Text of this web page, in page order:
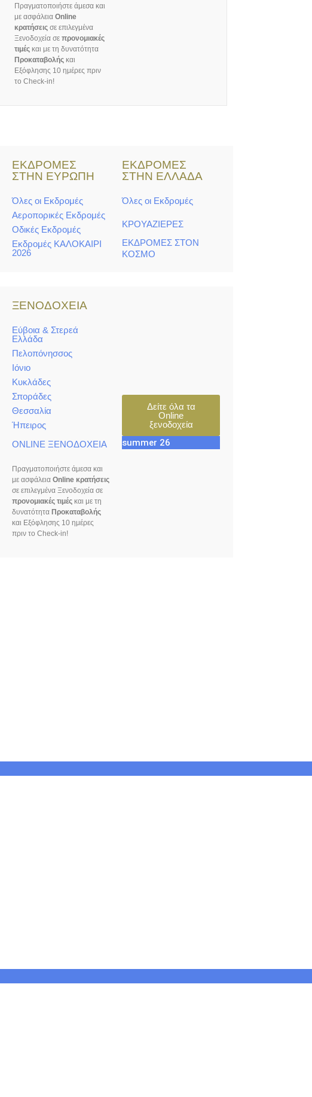
Πραγματοποιήστε άμεσα και
με ασφάλεια Online
κρατήσειςσε επιλεγμένα
Ξενοδοχεία σε προνομιακές
τιμέςκαι με τη δυνατότητα
Προκαταβολήςκαι
Εξόφλησης 10 ημέρες πριν
το Check-in!
ΕΚΔΡΟΜΕΣ
ΣΤΗΝ ΕΥΡΩΠΗ
Όλες οι Εκδρομές
Αεροπορικές Εκδρομές
Οδικές Εκδρομές
Εκδρομές ΚΑΛΟΚΑΙΡΙ
2026
ΕΚΔΡΟΜΕΣ
ΣΤΗΝ ΕΛΛΑΔΑ
Όλες οι Εκδρομές
ΚΡΟΥΑΖΙΕΡΕΣ
ΕΚΔΡΟΜΕΣ ΣΤΟΝ
ΚΟΣΜΟ
ΞΕΝΟΔΟΧΕΙΑ
Εύβοια & Στερεά
Ελλάδα
Πελοπόνησσος
Ιόνιο
Κυκλάδες
Σποράδες
Θεσσαλία
Ήπειρος
ONLINE ΞΕΝΟΔΟΧΕΙΑ
Πραγματοποιήστε άμεσα και
με ασφάλειαOnline κρατήσεις
σε επιλεγμένα Ξενοδοχεία σε
προνομιακές τιμές και με τη
δυνατότηταΠροκαταβολής
και Εξόφλησης 10 ημέρες
πριν το Check-in!
Δείτε όλα τα
Online
ξενοδοχεία
summer 26